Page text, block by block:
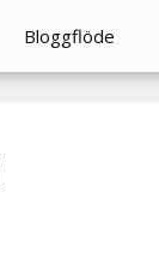
Bloggflöde